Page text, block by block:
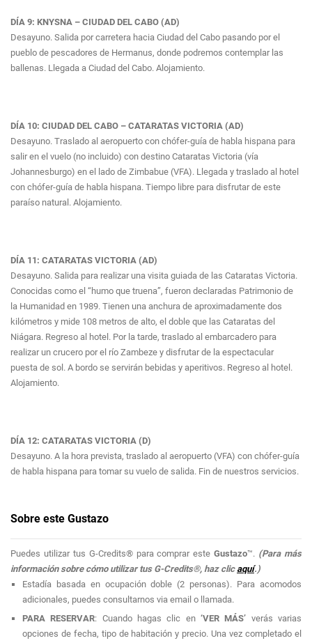
DÍA 9: KNYSNA – CIUDAD DEL CABO (AD)
Desayuno. Salida por carretera hacia Ciudad del Cabo pasando por el
pueblo de pescadores de Hermanus, donde podremos contemplar las
ballenas. Llegada a Ciudad del Cabo. Alojamiento.
DÍA 10: CIUDAD DEL CABO – CATARATAS VICTORIA (AD)
Desayuno. Traslado al aeropuerto con chófer-guía de habla hispana para
salir en el vuelo (no incluido) con destino Cataratas Victoria (vía
Johannesburgo) en el lado de Zimbabue (VFA). Llegada y traslado al hotel
con chófer-guía de habla hispana. Tiempo libre para disfrutar de este
paraíso natural. Alojamiento.
DÍA 11: CATARATAS VICTORIA (AD)
Desayuno. Salida para realizar una visita guiada de las Cataratas Victoria.
Conocidas como el “humo que truena”, fueron declaradas Patrimonio de
la Humanidad en 1989. Tienen una anchura de aproximadamente dos
kilómetros y mide 108 metros de alto, el doble que las Cataratas del
Niágara. Regreso al hotel. Por la tarde, traslado al embarcadero para
realizar un crucero por el río Zambeze y disfrutar de la espectacular
puesta de sol. A bordo se servirán bebidas y aperitivos. Regreso al hotel.
Alojamiento.
DÍA 12: CATARATAS VICTORIA (D)
Desayuno. A la hora prevista, traslado al aeropuerto (VFA) con chófer-guía
de habla hispana para tomar su vuelo de salida. Fin de nuestros servicios.
Sobre este Gustazo
Puedes utilizar tus G-Credits® para comprar esteGustazo™. (Para más
información sobre cómo utilizar tus G-Credits®, haz clic aquí.)
Estadía basada en ocupación doble (2 personas). Para acomodos
adicionales, puedes consultarnos via email o llamada.
PARA RESERVAR: Cuando hagas clic en ‘VER MÁS’ verás varias
opciones de fecha, tipo de habitación y precio. Una vez completado el